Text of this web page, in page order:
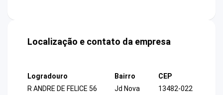
Localização e contato da empresa
Logradouro
R ANDRE DE FELICE 56
Bairro
Jd Nova
CEP
13482-022